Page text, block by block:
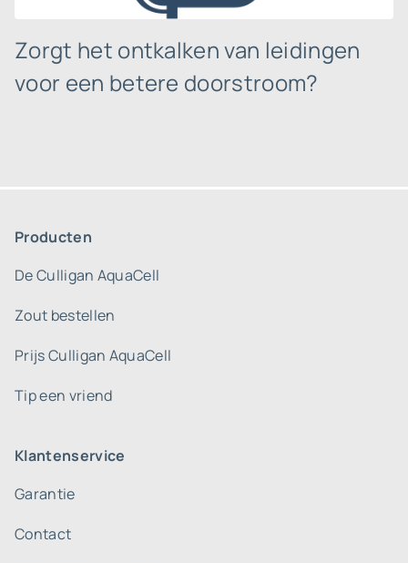
Zorgt het ontkalken van leidingen
voor een betere doorstroom?
Producten
De Culligan AquaCell
Zout bestellen
Prijs Culligan AquaCell
Tip een vriend
Klantenservice
Garantie
Contact